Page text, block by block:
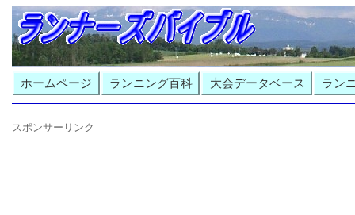
ホームページ ランニング百科 大会データベース ラン
スポンサーリンク